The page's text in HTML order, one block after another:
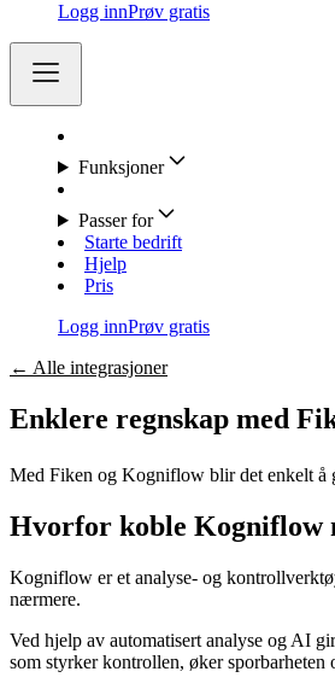
Logg innPrøv gratis
Funksjoner
Passer for
Starte bedrift
Hjelp
Pris
Logg innPrøv gratis
← Alle integrasjoner
Enklere regnskap med
Med Fiken og Kogniflow blir det enkelt å
Hvorfor koble Kogniflow
Kogniflow er et analyse- og
nærmere.
Ved hjelp av automatisert analyse og AI
som styrker kontrollen, øker